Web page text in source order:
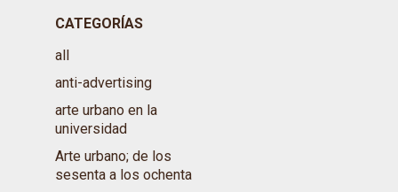
CATEGORÍAS
all
anti-advertising
arte urbano en la
universidad
Arte urbano; de los
sesenta a los ochenta